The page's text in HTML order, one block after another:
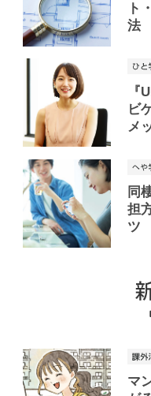
ト
法
『
ビ
メ
同
担
ツ
マ